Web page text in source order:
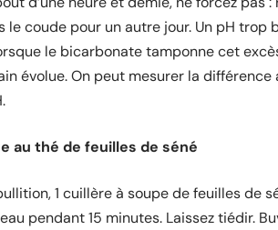
le coude pour un autre jour. Un pH trop
le bicarbonate tamponne cet
évolue. On peut mesurer la
au thé de feuilles de séné
1 cuillère à soupe de feuilles de
pendant 15 minutes. Laissez tiédir.